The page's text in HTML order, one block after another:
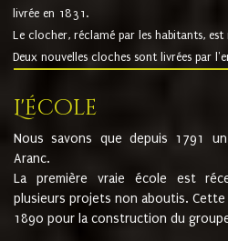
livrée en 1831.
Le clocher, réclamé par les habitants,
Deux nouvelles cloches sont livrées par
L'école
Nous savons que depuis 1791
Aranc.
La première vraie école est
plusieurs projets non aboutis.
1890 pour la construction du